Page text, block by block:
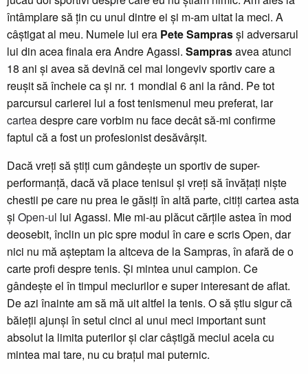
întâmplare să țin cu unul dintre ei și m-am uitat la meci. A
câștigat al meu. Numele lui era Pete Samprasși adversarul
lui din acea finala era Andre Agassi. Samprasavea atunci
18 ani și avea să devină cel mai longeviv sportiv care a
reușit să încheie ca și nr. 1 mondial 6 ani la rând. Pe tot
parcursul carierei lui a fost tenismenul meu preferat, iar
carteadespre care vorbim nu face decât să-mi confirme
faptul că a fost un profesionist desăvârșit.
Dacă vreți să știți cum gândește un sportiv de super-
performanță, dacă vă place tenisul și vreți să învățați niște
chestii pe care nu prea le găsiți în altă parte, citiți cartea asta
și Open-ul lui Agassi. Mie mi-au plăcut cărțile astea în mod
deosebit, înclin un pic spre modul în care e scris Open, dar
nici nu mă așteptam la altceva de la Sampras, în afară de o
carte profi despre tenis. Și mintea unui campion. Ce
gândește el în timpul meciurilor e super interesant de aflat.
De azi înainte am să mă uit altfel la tenis. O să știu sigur că
băieții ajunși în setul cinci al unui meci important sunt
absolut la limita puterilor și clar câștigă meciul acela cu
mintea mai tare, nu cu brațul mai puternic.